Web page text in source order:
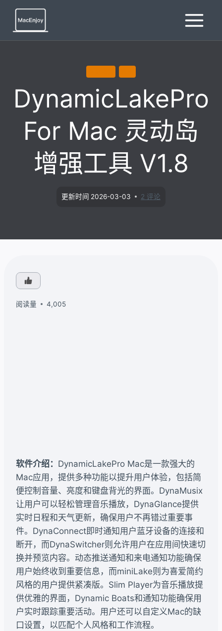
DynamicLakePro
For Mac 灵动岛
增强工具 V1.8
更新时间 2026-03-03 2 评论
阅读量 4,005
软件介绍： DynamicLakePro Mac是一款强大的
Mac应用，提供多种功能以提升用户体验，包括简
便控制音量、亮度和键盘背光的界面。DynaMusix
让用户可以轻松管理音乐播放，DynaGlance提供
实时日程和天气更新，确保用户不再错过重要事
件。DynaConnect即时通知用户蓝牙设备的连接和
断开，而DynaSwitcher则允许用户在应用间快速切
换并预览内容。动态推送通知和来电通知功能确保
用户始终收到重要信息，而miniLake则为喜爱简约
风格的用户提供紧凑版。Slim Player为音乐播放提
供优雅的界面，Dynamic Boats和通知功能确保用
户实时跟踪重要活动。用户还可以自定义Mac的缺
口设置，以匹配个人风格和工作流程。